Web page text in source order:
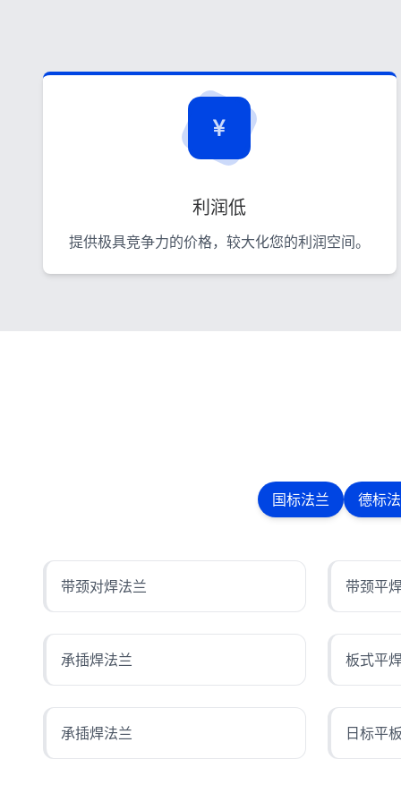
利润低
提供极具竞争力的价格，较大化您的利润空间。
国标法兰 德标
带颈对焊法兰 带颈平
承插焊法兰 板式平
承插焊法兰 日标平